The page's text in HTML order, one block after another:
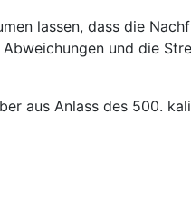
lassen, dass die
und die
aus Anlass des 500.